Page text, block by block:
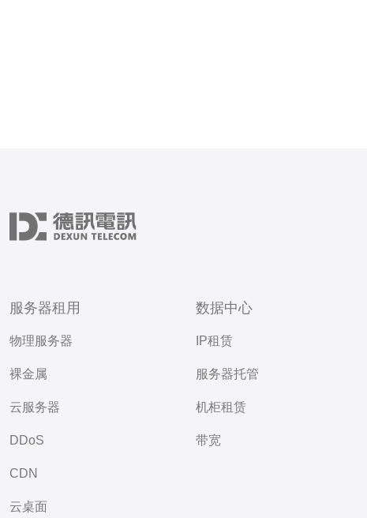
服务器租用
物理服务器
裸金属
云服务器
DDoS
CDN
云桌面
数据中心
IP租赁
服务器托管
机柜租赁
带宽